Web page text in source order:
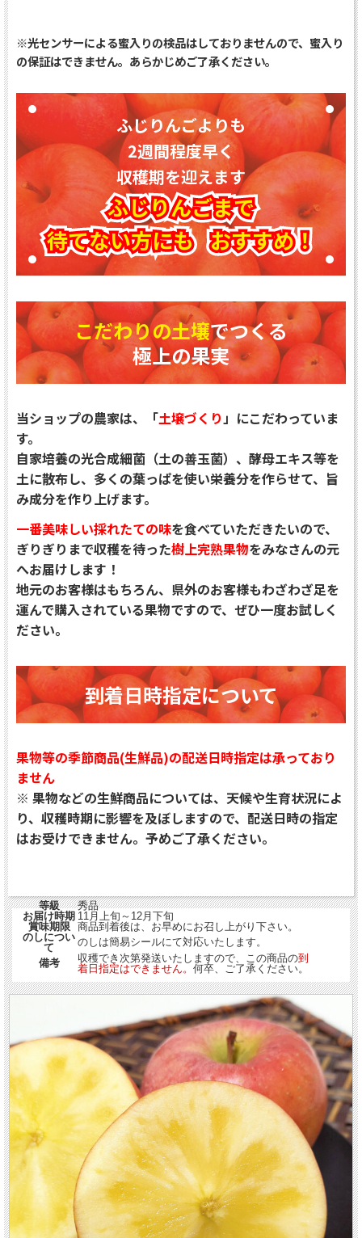
※光センサーによる蜜入りの検品はしておりませんので、蜜入り
の保証はできません。あらかじめご了承ください。
ふじりんごよりも
2週間程度早く
収穫期を迎えます
ふじりんごまで
待てない方にも おすすめ！
こだわりの土壌でつくる
極上の果実
当ショップの農家は、「土壌づくり」にこだわっていま
す。
自家培養の光合成細菌（土の善玉菌）、酵母エキス等を
土に散布し、 多くの葉っぱを使い栄養分を作らせて、旨
み成分を作り上げます。
一番美味しい採れたての味を食べていただきたいので、
ぎりぎりまで収穫を待った樹上完熟果物をみなさんの元
へお届けします！
地元のお客様はもちろん、県外のお客様もわざわざ足を
運んで購入されている果物ですので、ぜひ一度お試しく
ださい。
到着日時指定について
果物等の季節商品(生鮮品)の配送日時指定は承っており
ません
※ 果物などの生鮮商品については、天候や生育状況によ
り、収穫時期に影響を及ぼしますので、配送日時の指定
はお受けできません。予めご了承ください。
等級
秀品
お届け時期 11月上旬～12月下旬
賞味期限
商品到着後は、お早めにお召し上がり下さい。
のしについ
て
のしは簡易シールにて対応いたします。
備考
収穫でき次第発送いたしますので、この商品の到
着日指定はできません。 何卒、ご了承ください。